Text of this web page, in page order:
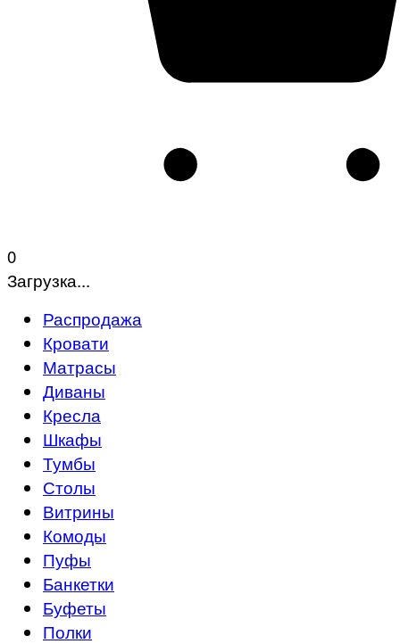
0
Загрузка...
Распродажа
Кровати
Матрасы
Диваны
Кресла
Шкафы
Тумбы
Столы
Витрины
Комоды
Пуфы
Банкетки
Буфеты
Полки